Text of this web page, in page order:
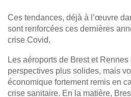
Ces tendances, déjà à l’œuvre
sont renforcées ces dernières
crise Covid.
Les aéroports de Brest et
perspectives plus solides, mais
économique fortement remis en
crise sanitaire. En la matière,